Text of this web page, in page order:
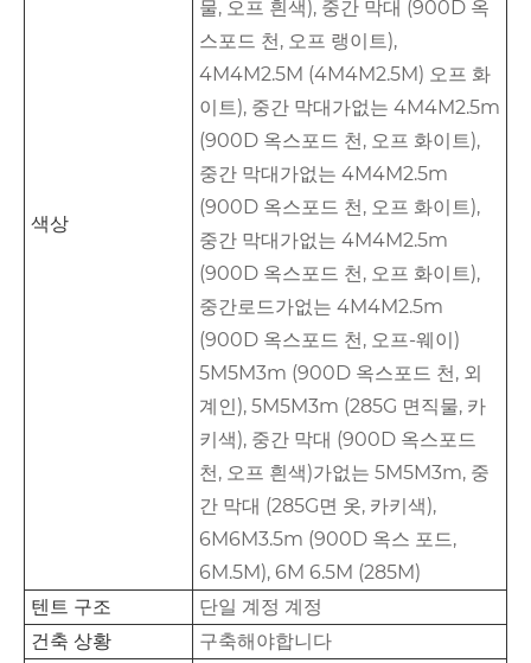
색상
물, 오프 흰색), 중간 막대 (900D 옥
스포드 천, 오프 랭이트),
4M4M2.5M (4M4M2.5M) 오프 화
이트), 중간 막대가없는 4M4M2.5m
(900D 옥스포드 천, 오프 화이트),
중간 막대가없는 4M4M2.5m
(900D 옥스포드 천, 오프 화이트),
중간 막대가없는 4M4M2.5m
(900D 옥스포드 천, 오프 화이트),
중간로드가없는 4M4M2.5m
(900D 옥스포드 천, 오프-웨이)
5M5M3m (900D 옥스포드 천, 외
계인), 5M5M3m (285G 면직물, 카
키색), 중간 막대 (900D 옥스포드
천, 오프 흰색)가없는 5M5M3m, 중
간 막대 (285G면 옷, 카키색),
6M6M3.5m (900D 옥스 포드,
6M.5M), 6M 6.5M (285M)
텐트 구조
단일 계정 계정
건축 상황
구축해야합니다